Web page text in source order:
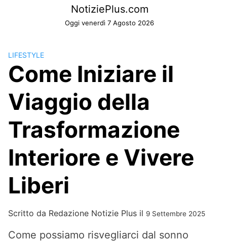
NotiziePlus.com
Oggi venerdì 7 Agosto 2026
LIFESTYLE
Come Iniziare il
Viaggio della
Trasformazione
Interiore e Vivere
Liberi
Scritto da Redazione Notizie Plus il 9 Settembre 2025
Come possiamo risvegliarci dal sonno